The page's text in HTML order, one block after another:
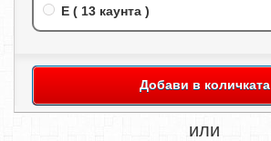
E ( 13 каунта )
Добави в количката
или